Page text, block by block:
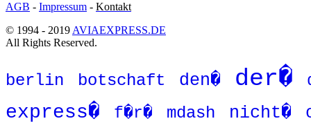
AGB - Impressum - Kontakt
© 1994 - 2019 AVIAEXPRESS.DE
All Rights Reserved.
berlin botschaft den� der�
express� f�r� mdash nicht�